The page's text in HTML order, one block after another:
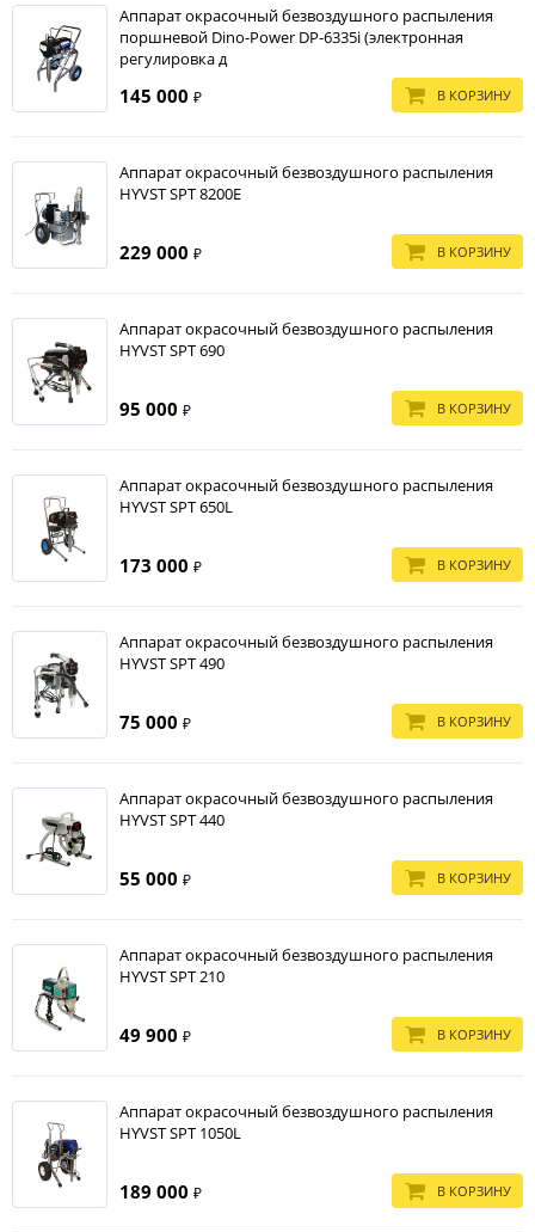
Аппарат окрасочный безвоздушного распыления
поршневой Dino-Power DP-6335i (электронная
регулировка д
145 000 ₽ В КОРЗИНУ
Аппарат окрасочный безвоздушного распыления
HYVST SPT 8200E
229 000 ₽ В КОРЗИНУ
Аппарат окрасочный безвоздушного распыления
HYVST SPT 690
95 000 ₽ В КОРЗИНУ
Аппарат окрасочный безвоздушного распыления
HYVST SPT 650L
173 000 ₽ В КОРЗИНУ
Аппарат окрасочный безвоздушного распыления
HYVST SPT 490
75 000 ₽ В КОРЗИНУ
Аппарат окрасочный безвоздушного распыления
HYVST SPT 440
55 000 ₽ В КОРЗИНУ
Аппарат окрасочный безвоздушного распыления
HYVST SPT 210
49 900 ₽ В КОРЗИНУ
Аппарат окрасочный безвоздушного распыления
HYVST SPT 1050L
189 000 ₽ В КОРЗИНУ